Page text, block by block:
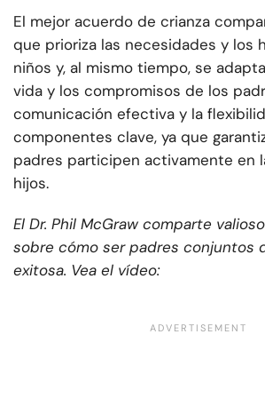
El mejor acuerdo de crianza
que prioriza las necesidades y los
niños y, al mismo tiempo, se
vida y los compromisos de los
comunicación efectiva y la
componentes clave, ya que
padres participen activamente en
hijos.
El Dr. Phil McGraw comparte
sobre cómo ser padres conjuntos
exitosa. Vea el vídeo: